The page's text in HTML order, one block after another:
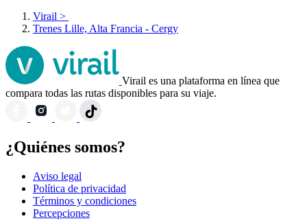
Virail >
Trenes Lille, Alta Francia - Cergy
Virail es una plataforma en línea que
compara todas las rutas disponibles para su viaje.
¿Quiénes somos?
Aviso legal
Política de privacidad
Términos y condiciones
Percepciones